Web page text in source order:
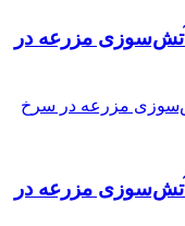
مزرعه در
مزرعه در